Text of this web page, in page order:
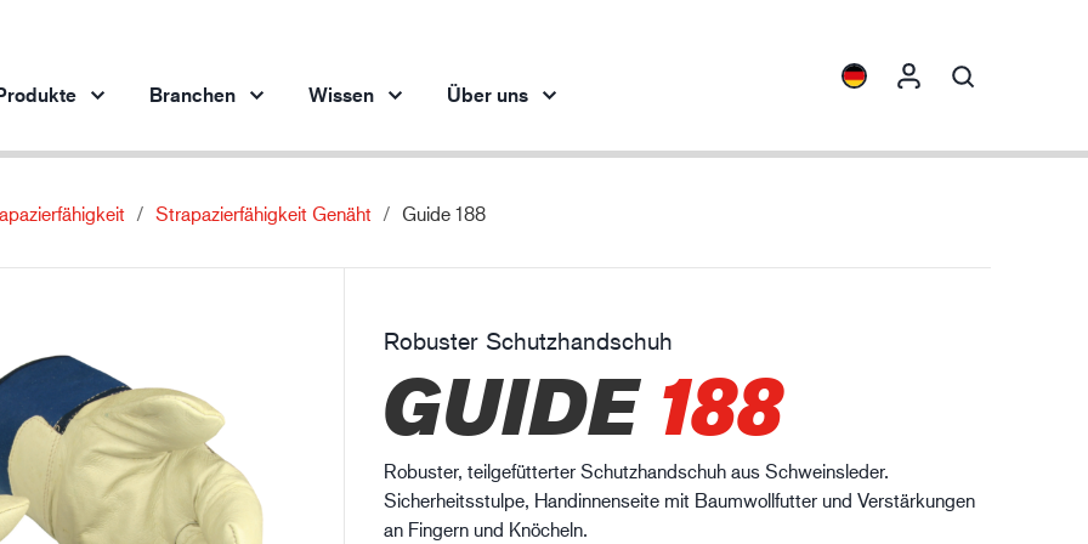
Maschinenbau
Erdöl- und Gasindustrie
Baugewerbe
Logistik
HXFIBR™
SPARX™
XLNT™
XTRM™
Branchen
Stahlindustrie Maschinenbau
Wissen Über uns
Strapazierfähigkeit Genäht Guide 188
Robuster Schutzhandschuh
GUIDE188
Robuster, teilgefütterter Schutzhandschuh aus Schweinsleder.
Sicherheitsstulpe, Handinnenseite mit Baumwollfutter und Verstärkungen
an Fingern und Knöcheln.